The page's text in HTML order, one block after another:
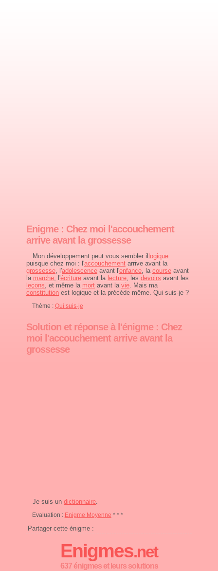
Enigme : Chez moi l'accouchement
arrive avant la grossesse
Mon développement peut vous sembler il logique
puisque chez moi : l'accouchement arrive avant la
grossesse, l'adolescence avant l'enfance, la course avant
la marche, l'écriture avant la lecture, les devoirs avant les
leçons, et même la mort avant la vie. Mais ma
constitution est logique et la précède même. Qui suis-je ?
Thème : Qui suis-je
Solution et réponse à l'énigme : Chez
moi l'accouchement arrive avant la
grossesse
Je suis un dictionnaire
Evaluation : Enigme Moyenne * * *
Partager cette énigme :
Enigmes.net
637 énigmes et leurs solutions